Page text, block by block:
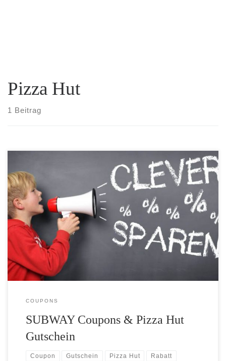
Pizza Hut
1 Beitrag
SUBWAY Coupons bis zum 21.03.2009 mit bis zu 50% Rabatt für
alle teilnehmenden Restaurants in Deutschland und ein Pizza Hut
Gutschein in Höhe von 5 Euro bis zum 31.03.2009. Das sind die
Neuzugänge der Coupon-Seite diese Woche. Daneben gibt es noch
u.a. einige McDonald’s Gutscheine für ausgewählte McDonald’s
Filialen.
COUPONS
SUBWAY Coupons & Pizza Hut
Gutschein
Coupon Gutschein Pizza Hut Rabatt